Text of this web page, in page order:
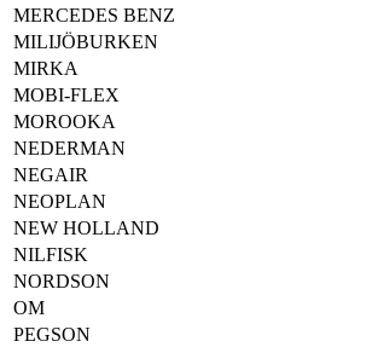
MERCEDES BENZ
MILIJÖBURKEN
MIRKA
MOBI-FLEX
MOROOKA
NEDERMAN
NEGAIR
NEOPLAN
NEW HOLLAND
NILFISK
NORDSON
OM
PEGSON